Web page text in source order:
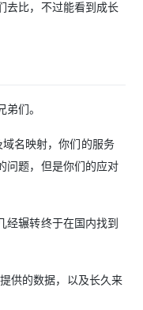
去比，不过能看到成长
们。
名映射，你们的服务
问题，但是你们的应对
经辗转终于在国内找到
供的数据，以及长久来